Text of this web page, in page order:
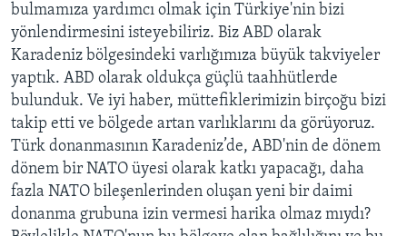
bulmamıza yardımcı olmak için Türkiye'nin bizi
yönlendirmesini isteyebiliriz. Biz ABD olarak
Karadeniz bölgesindeki varlığımıza büyük takviyeler
yaptık. ABD olarak oldukça güçlü taahhütlerde
bulunduk. Ve iyi haber, müttefiklerimizin birçoğu bizi
takip etti ve bölgede artan varlıklarını da görüyoruz.
Türk donanmasının Karadeniz’de, ABD'nin de dönem
dönem bir NATO üyesi olarak katkı yapacağı, daha
fazla NATO bileşenlerinden oluşan yeni bir daimi
donanma grubuna izin vermesi harika olmaz mıydı?